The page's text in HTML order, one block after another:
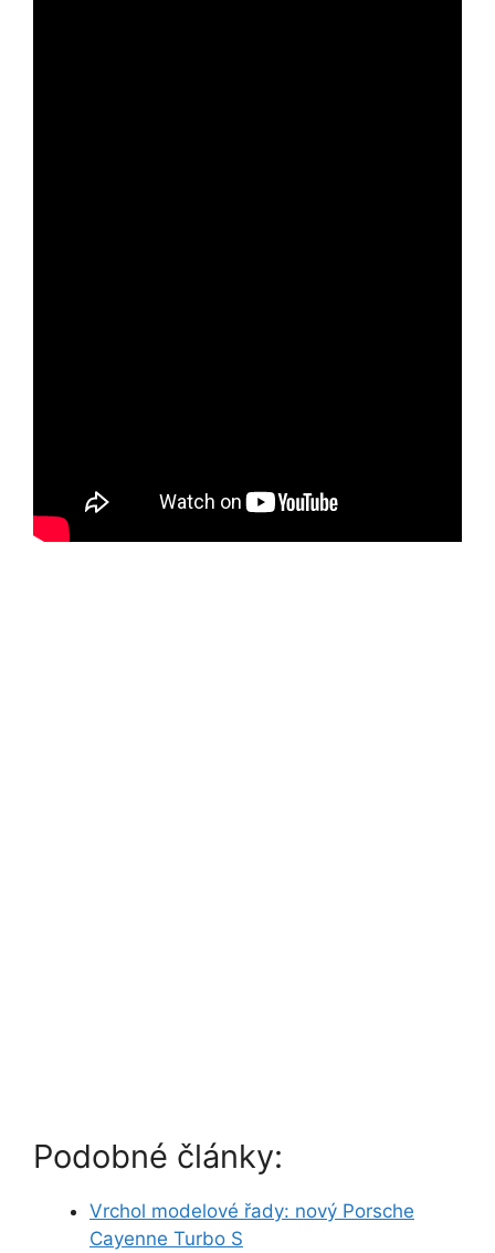
Podobné články:
Vrchol modelové řady: nový Porsche
Cayenne Turbo S